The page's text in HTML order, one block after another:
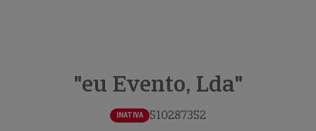
e Monitorização de
| Estudos e
"eu Evento, Lda"
INATIVA 510287352